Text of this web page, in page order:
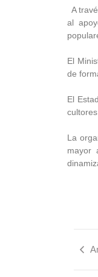
A
al
El
de
El
La
mayor